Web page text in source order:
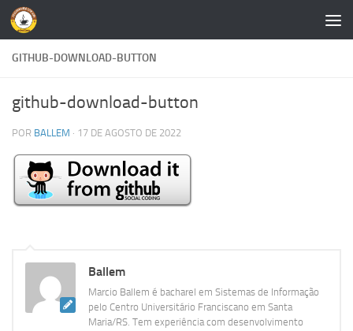
Skip to content
GITHUB-DOWNLOAD-BUTTON
github-download-button
POR BALLEM · 17 DE AGOSTO DE 2022
Ballem
Marcio Ballem é bacharel em Sistemas de Informação
pelo Centro Universitário Franciscano em Santa
Maria/RS. Tem experiência com desenvolvimento